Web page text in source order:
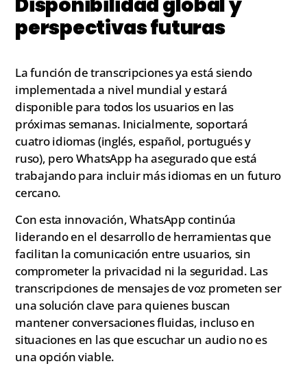
perspectivas futuras
La función de transcripciones ya está siendo
implementada a nivel mundial y estará
disponible para todos los usuarios en las
próximas semanas. Inicialmente, soportará
cuatro idiomas (inglés, español, portugués y
ruso), pero WhatsApp ha asegurado que está
trabajando para incluir más idiomas en un futuro
cercano.
Con esta innovación, WhatsApp continúa
liderando en el desarrollo de herramientas que
facilitan la comunicación entre usuarios, sin
comprometer la privacidad ni la seguridad. Las
transcripciones de mensajes de voz prometen ser
una solución clave para quienes buscan
mantener conversaciones fluidas, incluso en
situaciones en las que escuchar un audio no es
una opción viable.